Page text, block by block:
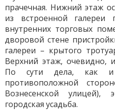
прачечная. Нижний этаж
из встроенной галереи
внутренних торговых
дворовой стене
галереи – крытого
Верхний этаж, очевидно,
По сути дела, как и
противоположной
Вознесенской улицей),
городская усадьба.